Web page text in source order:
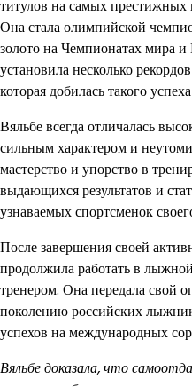
титулов на самых
Она стала олимпийской
золото на Чемпионатах мира
установила несколько
которая добилась такого
Вяльбе всегда отличалась
сильным характером и
мастерство и упорство в
выдающихся результатов и
узнаваемых спортсменок
После завершения своей
продолжила работать в
тренером. Она передала свой
поколению российских
успехов на международных
Вяльбе доказала, что